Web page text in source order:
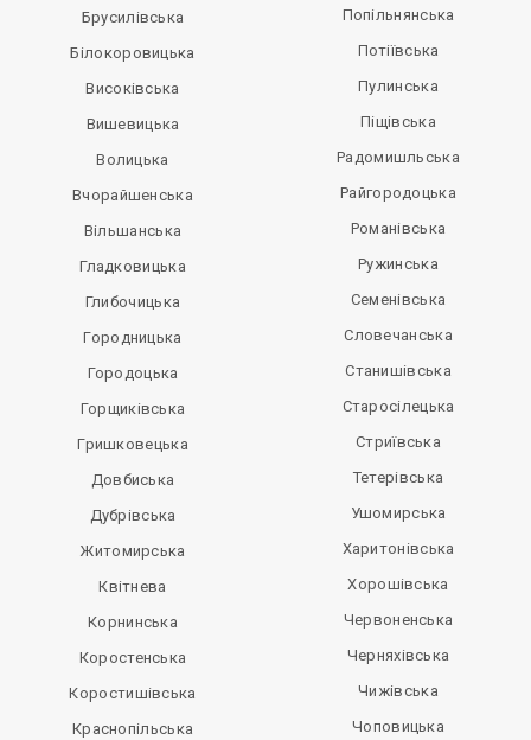
Брусилівська
Білокоровицька
Високівська
Вишевицька
Волицька
Вчорайшенська
Вільшанська
Гладковицька
Глибочицька
Городницька
Городоцька
Горщиківська
Гришковецька
Довбиська
Дубрівська
Житомирська
Квітнева
Корнинська
Коростенська
Коростишівська
Краснопільська
Попільнянська
Потіївська
Пулинська
Піщівська
Радомишльська
Райгородоцька
Романівська
Ружинська
Семенівська
Словечанська
Станишівська
Старосілецька
Стриївська
Тетерівська
Ушомирська
Харитонівська
Хорошівська
Червоненська
Черняхівська
Чижівська
Чоповицька